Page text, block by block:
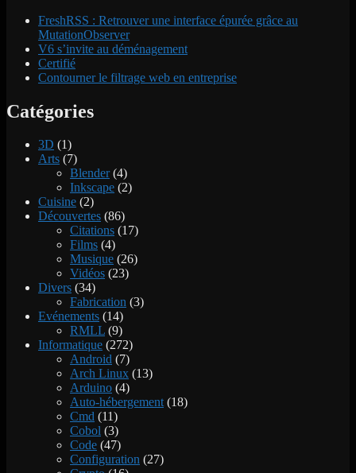
amovibles
FreshRSS : Retrouver une interface épurée grâce au
MutationObserver
V6 s’invite au déménagement
Certifié
Contourner le filtrage web en entreprise
Catégories
3D (1)
Arts (7)
Blender(4)
Inkscape (2)
Cuisine (2)
Découvertes (86)
Citations (17)
Films (4)
Musique (26)
Vidéos (23)
Divers (34)
Fabrication (3)
Evénements (14)
RMLL (9)
Informatique (272)
Android (7)
Arch Linux (13)
Arduino (4)
Auto-hébergement(18)
Cmd (11)
Cobol (3)
Code (47)
Configuration (27)